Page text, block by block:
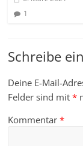
1
Schreibe
Deine E-Mail-
Felder sind mit*
Kommentar*